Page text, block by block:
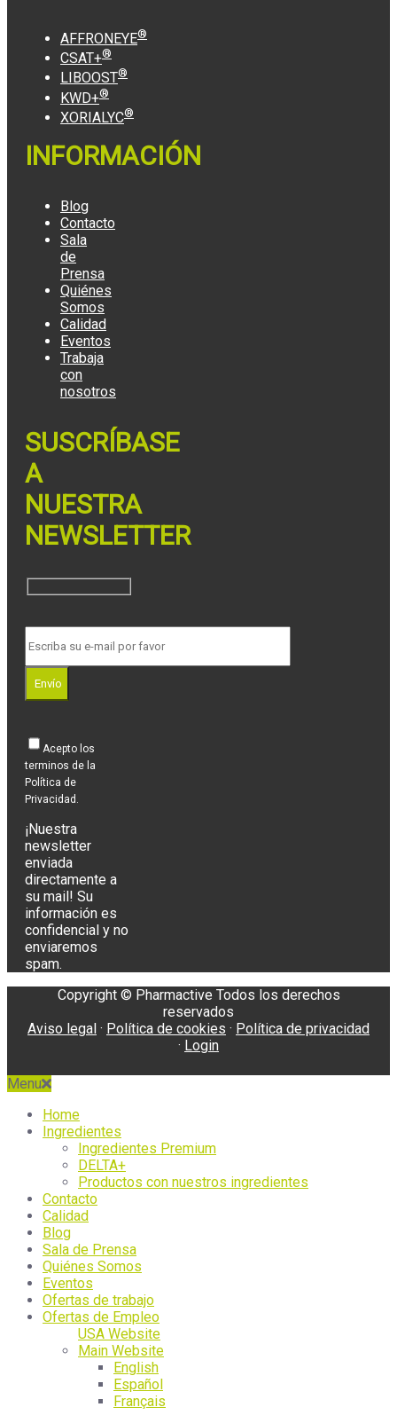
AFFRONEYE®
CSAT+®
LIBOOST®
KWD+®
XORIALYC®
INFORMACIÓN
Blog
Contacto
Sala
de
Prensa
Quiénes
Somos
Calidad
Eventos
Trabaja
con
nosotros
SUSCRÍBASE
A
NUESTRA
NEWSLETTER
Envío
Acepto los
terminos de la
Política de
Privacidad.
¡Nuestra
newsletter
enviada
directamente a
su mail! Su
información es
confidencial y no
enviaremos
spam.
Copyright © Pharmactive Todos los derechos
reservados
Aviso legal · Política de cookies · Política de privacidad
· Login
Menu
Home
Ingredientes
Ingredientes Premium
DELTA+
Productos con nuestros ingredientes
Contacto
Calidad
Blog
Sala de Prensa
Quiénes Somos
Eventos
Ofertas de trabajo
Ofertas de Empleo
USA Website
Main Website
English
Español
Français